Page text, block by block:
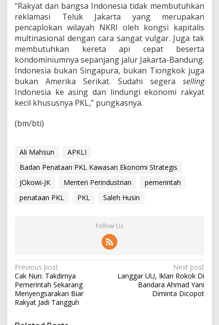
“Rakyat dan bangsa Indonesia tidak membutuhkan
reklamasi Teluk Jakarta yang merupakan
pencaplokan wilayah NKRI oleh kongsi kapitalis
multinasional dengan cara sangat vulgar. Juga tak
membutuhkan kereta api cepat beserta
kondominiumnya sepanjang jalur Jakarta-Bandung.
Indonesia bukan Singapura, bukan Tiongkok juga
bukan Amerika Serikat. Sudahi segera selling
Indonesia ke asing dan lindungi ekonomi rakyat
kecil khususnya PKL,” pungkasnya.
(bm/bti)
Ali Mahsun
APKLI
Badan Penataan PKL Kawasan Ekonomi Strategis
JOkowi-JK
Menteri Perindustrian
pemerintah
penataan PKL
PKL Saleh Husin
Follow Us
P
o
s
Previous post
Cak Nun: Takdirnya
Pemerintah Sekarang
Menyengsarakan Biar
Rakyat Jadi Tangguh
Next post
Langgar UU, Iklan Rokok Di
Bandara Ahmad Yani
Diminta Dicopot